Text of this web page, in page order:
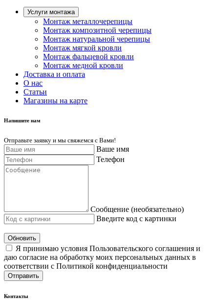
Услуги монтажа
Монтаж металлочерепицы
Монтаж композитной черепицы
Монтаж натуральной черепицы
Монтаж мягкой кровли
Монтаж фальцевой кровли
Монтаж медной кровли
Доставка и оплата
О нас
Cтатьи
Магазины на карте
Напишите нам
Отправьте заявку и мы свяжемся с Вами!
Ваше имя
Телефон
Сообщение (необязательно)
Введите код с картинки
Обновить
Я принимаю условия Пользовательского соглашения и
даю согласие на обработку моих персональных данных в
соответствии с Политикой конфиденциальности
Отправить
Контакты